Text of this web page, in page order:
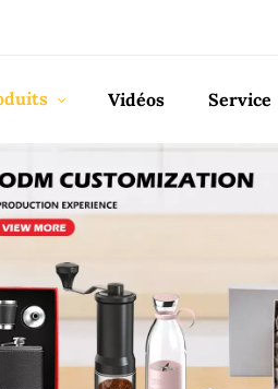
Vidéos Service